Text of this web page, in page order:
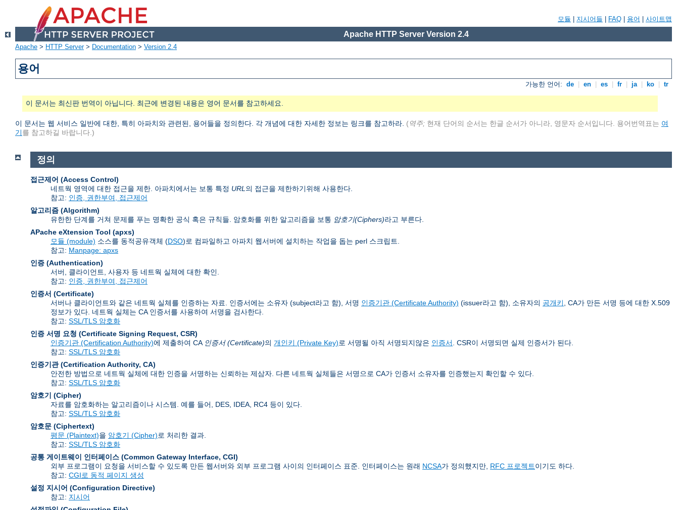
모듈 지시어들 FAQ 용어 사이트맵
Apache HTTP Server Version 2.4
Apache > HTTP Server> Documentation > Version 2.4
용어
가능한 언어: de en es fr ja ko tr
이 문서는 최신판 번역이 아닙니다. 최근에 변경된 내용은 영어 문서를 참고하세요.
이 문서는 웹 서비스 일반에 대한, 특히 아파치와 관련된, 용어들을 정의한다. 각 개념에 대한 자세한 정보는 링크를 참고하라. (역주; 현재 단어의 순서는 한글 순서가 아니라, 영문자 순서입니다. 용어번역표는 여
기를 참고하길 바랍니다.)
정의
접근제어 (Access Control)
네트웍 영역에 대한 접근을 제한. 아파치에서는 보통 특정 URL 의 접근을 제한하기위해 사용한다.
참고: 인증, 권한부여, 접근제어
알고리즘 (Algorithm)
유한한 단계를 거쳐 문제를 푸는 명확한 공식 혹은 규칙들. 암호화를 위한 알고리즘을 보통 암호기(Ciphers)라고 부른다.
APache eXtension Tool (apxs)
모듈 (module) 소스를 동적공유객체 (DSO)로 컴파일하고 아파치 웹서버에 설치하는 작업을 돕는 perl 스크립트.
참고: Manpage: apxs
인증 (Authentication)
서버, 클라이언트, 사용자 등 네트웍 실체에 대한 확인.
참고: 인증, 권한부여, 접근제어
인증서 (Certificate)
서버나 클라이언트와 같은 네트웍 실체를 인증하는 자료. 인증서에는 소유자 (subject라고 함), 서명 인증기관 (Certificate Authority) (issuer라고 함), 소유자의 공개키
, CA가 만든 서명 등에 대한 X.509
정보가 있다. 네트웍 실체는 CA 인증서를 사용하여 서명을 검사한다.
참고: SSL/TLS 암호화
인증 서명 요청 (Certificate Signing Request, CSR)
인증기관 (Certification Authority)에 제출하여 CA 인증서 (Certificate)의 개인키 (Private Key)로 서명될 아직 서명되지않은 인증서
. CSR이 서명되면 실제 인증서가 된다.
참고: SSL/TLS 암호화
인증기관 (Certification Authority, CA)
안전한 방법으로 네트웍 실체에 대한 인증을 서명하는 신뢰하는 제삼자. 다른 네트웍 실체들은 서명으로 CA가 인증서 소유자를 인증했는지 확인할 수 있다.
참고: SSL/TLS 암호화
암호기 (Cipher)
자료를 암호화하는 알고리즘이나 시스템. 예를 들어, DES, IDEA, RC4 등이 있다.
참고: SSL/TLS 암호화
암호문 (Ciphertext)
평문 (Plaintext)을 암호기 (Cipher)로 처리한 결과.
참고: SSL/TLS 암호화
공통 게이트웨이 인터페이스 (Common Gateway Interface, CGI)
외부 프로그램이 요청을 서비스할 수 있도록 만든 웹서버와 외부 프로그램 사이의 인터페이스 표준. 인터페이스는 원래 NCSA가 정의했지만, RFC 프로젝트이기도 하다.
참고: CGI로 동적 페이지 생성
설정 지시어 (Configuration Directive)
참고: 지시어